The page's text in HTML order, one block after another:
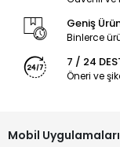
Geniş
Binlerce
7 / 24
Öneri ve
Mobil